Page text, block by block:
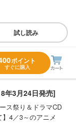
試し読み
ポイント
すぐに購入
年3月24日発売]
ス祭り＆ドラマCD
4／3～のアニメ